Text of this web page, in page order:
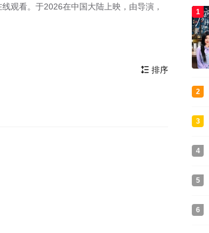
观看。于2026在中国大陆上映，由导演，
你有更好更快的资源请联系星光影院。更
 排序
1
2
3
4
5
6